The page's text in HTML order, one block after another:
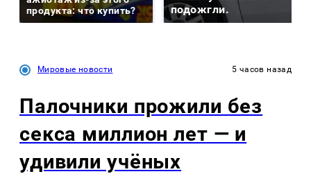
продукта: что купить?
подожгли.
Мировые новости 5 часов назад
Палочники прожили без
секса миллион лет — и
удивили учёных